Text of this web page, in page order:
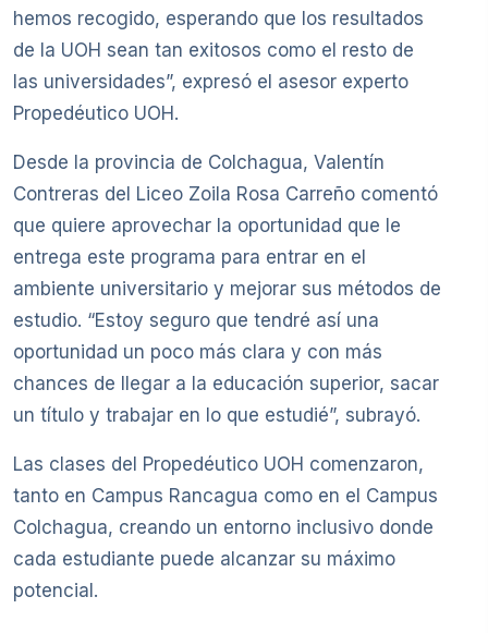
hemos recogido, esperando que los resultados
de la UOH sean tan exitosos como el resto de
las universidades”, expresó el asesor experto
Propedéutico UOH.
Desde la provincia de Colchagua, Valentín
Contreras del Liceo Zoila Rosa Carreño comentó
que quiere aprovechar la oportunidad que le
entrega este programa para entrar en el
ambiente universitario y mejorar sus métodos de
estudio. “Estoy seguro que tendré así una
oportunidad un poco más clara y con más
chances de llegar a la educación superior, sacar
un título y trabajar en lo que estudié”, subrayó.
Las clases del Propedéutico UOH comenzaron,
tanto en Campus Rancagua como en el Campus
Colchagua, creando un entorno inclusivo donde
cada estudiante puede alcanzar su máximo
potencial.